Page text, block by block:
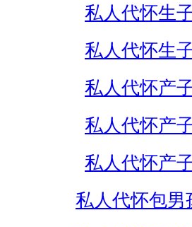
私人代怀生
私人代怀生
私人代怀产
私人代怀产
私人代怀产
私人代怀包男